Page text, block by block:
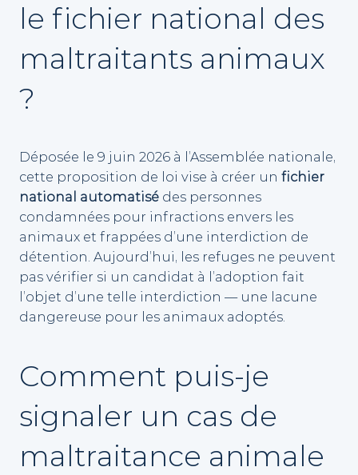
le fichier national des
maltraitants animaux
?
Déposée le 9 juin 2026 à l’Assemblée nationale,
cette proposition de loi vise à créer un fichier
national automatisé des personnes
condamnées pour infractions envers les
animaux et frappées d’une interdiction de
détention. Aujourd’hui, les refuges ne peuvent
pas vérifier si un candidat à l’adoption fait
l’objet d’une telle interdiction — une lacune
dangereuse pour les animaux adoptés.
Comment puis-je
signaler un cas de
maltraitance animale